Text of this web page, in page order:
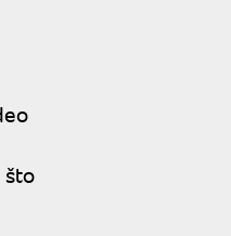
što